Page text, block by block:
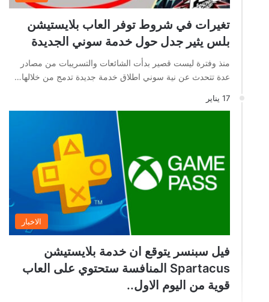
تغيرات في شروط توفر العاب بلايستيشن
بلس يثير جدل حول خدمة سوني الجديدة
منذ وفترة ليست قصير بدأت الشائعات والتسريبات من مصادر
عدة تتحدث عن نية سوني اطلاق خدمة جديدة تدمج من خلالها…
17 يناير
الاخبار
فيل سبنسر يتوقع ان خدمة بلايستيشن
Spartacus المنافسة ستحتوي على العاب
قوية من اليوم الاول..